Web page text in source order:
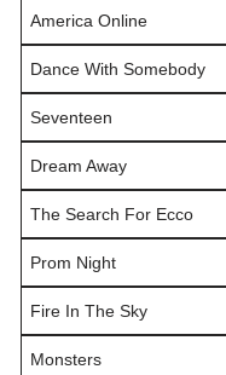
America Online
Dance With Somebody
Seventeen
Dream Away
The Search For Ecco
Prom Night
Fire In The Sky
Monsters